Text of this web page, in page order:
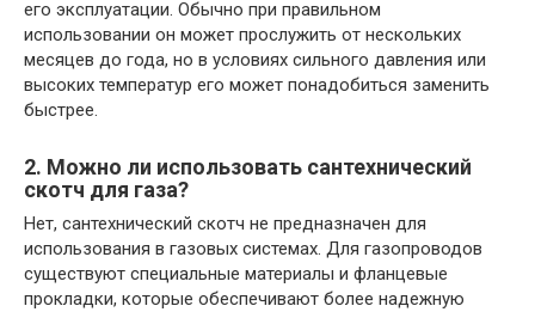
его эксплуатации. Обычно при правильном
использовании он может прослужить от нескольких
месяцев до года, но в условиях сильного давления или
высоких температур его может понадобиться заменить
быстрее.
2. Можно ли использовать сантехнический
скотч для газа?
Нет, сантехнический скотч не предназначен для
использования в газовых системах. Для газопроводов
существуют специальные материалы и фланцевые
прокладки, которые обеспечивают более надежную